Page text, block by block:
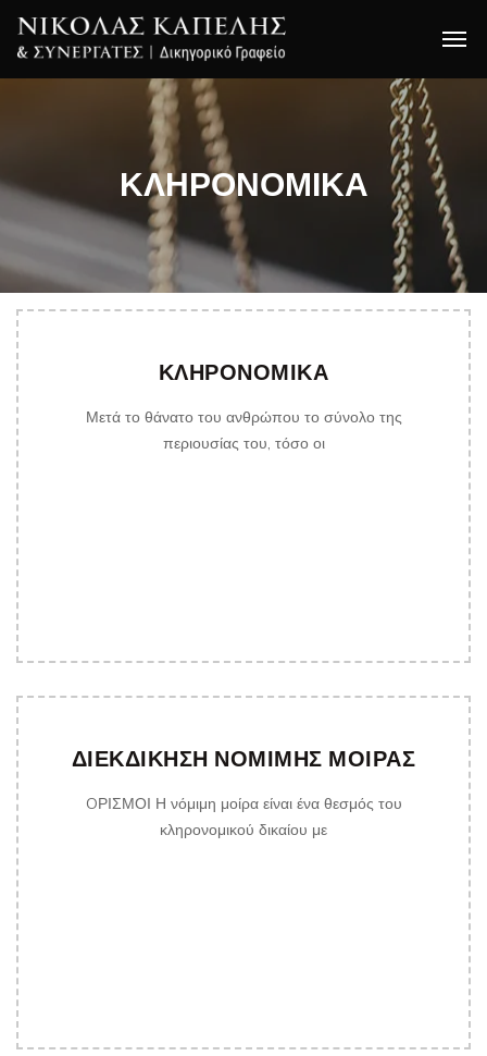
ΚΛΗΡΟΝΟΜΙΚΑ
ΚΛΗΡΟΝΟΜΙΚΑ
Μετά το θάνατο του ανθρώπου το σύνολο της
περιουσίας του, τόσο οι
ΔΙΕΚΔΙΚΗΣΗ ΝΟΜΙΜΗΣ ΜΟΙΡΑΣ
OΡΙΣΜΟΙ Η νόμιμη μοίρα είναι ένα θεσμός του
κληρονομικού δικαίου με